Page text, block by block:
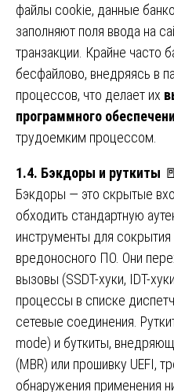
файлы cookie, данные
заполняют поля ввода на
транзакции. Крайне часто
бесфайлово, внедряясь в
процессов, что делает их
программного
трудоемким процессом.
1.4. Бэкдоры и руткиты
Бэкдоры — это скрытые
обходить стандартную
инструменты для сокрытия
вредоносного ПО. Они
вызовы (SSDT-хуки, IDT-
процессы в списке
сетевые соединения.
mode) и буткиты,
(MBR) или прошивку UEFI,
обнаружения применения